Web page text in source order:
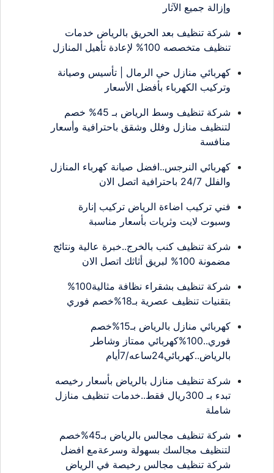
وإزالة جميع الآثار
شركة تنظيف بعد الحريق بالرياض خدمات
تنظيف متخصصه 100% لإعادة تأهيل المنازل
كهربائي منازل حي الرمال | تأسيس وصيانة
وتركيب الكهرباء بأفضل الأسعار
شركة تنظيف وسط الرياض بـ 45% خصم
لتنظيف منازل وفلل وشقق باحترافية وأسعار
منافسة
كهربائي النرجس..افضل صيانة كهرباء المنازل
والفلل 24/7 باحترافية اتصل الان
فني تركيب اضاءة الرياض تركيب إنارة
وسبوت لايت وثريات بأسعار مناسبة
شركة تنظيف كنب بالخرج..خبرة عالية ونتائج
مضمونة 100% لبريق أثاثك اتصل الان
شركة تنظيف بشقراء نظافة مثالية100%
بتقنيات تنظيف عصرية بـ18%خصم فوري
كهربائي منازل بالرياض بـ15%خصم
فوري..100%كهربائي ممتاز وشاطر
بالرياض..كهربائي24ساعه/7أيام
شركة تنظيف منازل بالرياض بأسعار رخيصه
تبدء بـ 300ريال فقط..خدمات تنظيف منازل
شاملة
شركة تنظيف مجالس بالرياض بـ45%خصم
لتنظيف مجالسك بسهولة وسرعةمع افضل
شركة تنظيف مجالس رخيصة في الرياض